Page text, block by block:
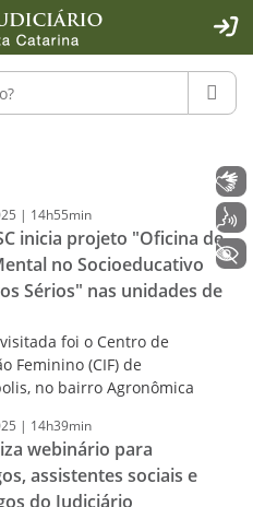
- Rybená
- Poder
| 14h55min
inicia projeto "Oficina de
no Socioeducativo
Sérios" nas unidades de
foi o Centro de
Feminino (CIF) de
no bairro Agronômica
| 14h39min
webinário para
assistentes sociais e
do Judiciário
+ Acessibilidade